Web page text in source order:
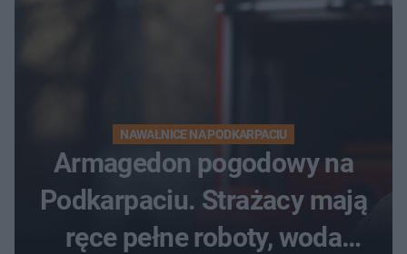
NAWAŁNICE NA PODKARPACIU
Armagedon pogodowy na
Podkarpaciu. Strażacy mają
ręce pełne roboty, woda